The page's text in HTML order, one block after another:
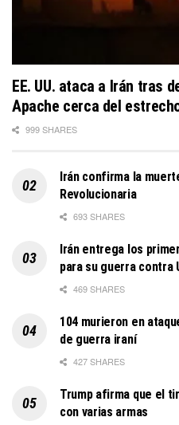
EE. UU. ataca a Irán tras
Apache cerca del
999 SHARES
Irán confirma la
Revolucionaria
693 SHARES
Irán entrega los
para su guerra contra
469 SHARES
104 murieron en
de guerra iraní
427 SHARES
Trump afirma que el
con varias armas